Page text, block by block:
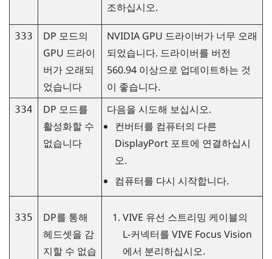
조하십시오.
333
DP 모드의
GPU 드라이
버가 오래되
었습니다
NVIDIA GPU 드라이버가 너무 오래
되었습니다. 드라이버를 버전
560.94 이상으로 업데이트하는 것
이 좋습니다.
334
DP 모드를
활성화할 수
없습니다
다음을 시도해 보십시오.
컨버터를 컴퓨터의 다른
DisplayPort포트에 연결하십시
오.
컴퓨터를 다시 시작합니다.
335
DP를 통해
헤드셋을 감
지할 수 없습
VIVE 유선 스트리밍 케이블의
L-커넥터를 VIVE Focus Vision
에서 분리하십시오.